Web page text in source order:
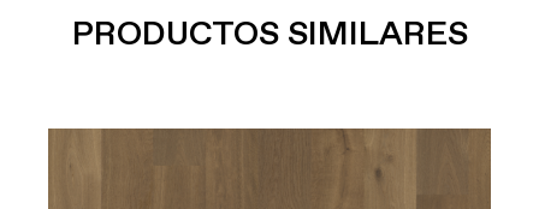
PRODUCTOS SIMILARES